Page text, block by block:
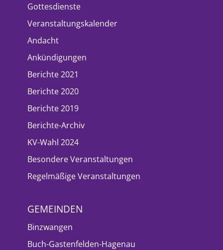
Gottesdienste
Veranstaltungskalender
Andacht
Ankündigungen
Berichte 2021
Berichte 2020
Berichte 2019
Berichte-Archiv
KV-Wahl 2024
Besondere Veranstaltungen
Regelmäßige Veranstaltungen
GEMEINDEN
Binzwangen
Buch-Gastenfelden-Hagenau